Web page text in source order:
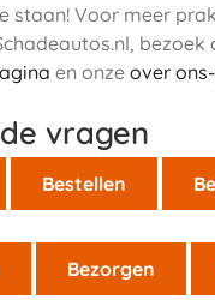
staan! Voor meer
bezoek
en onze over
vragen
Bestellen
Bezorgen